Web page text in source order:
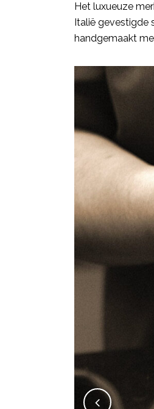
Het luxueuze
Italië gevestigde
handgemaakt